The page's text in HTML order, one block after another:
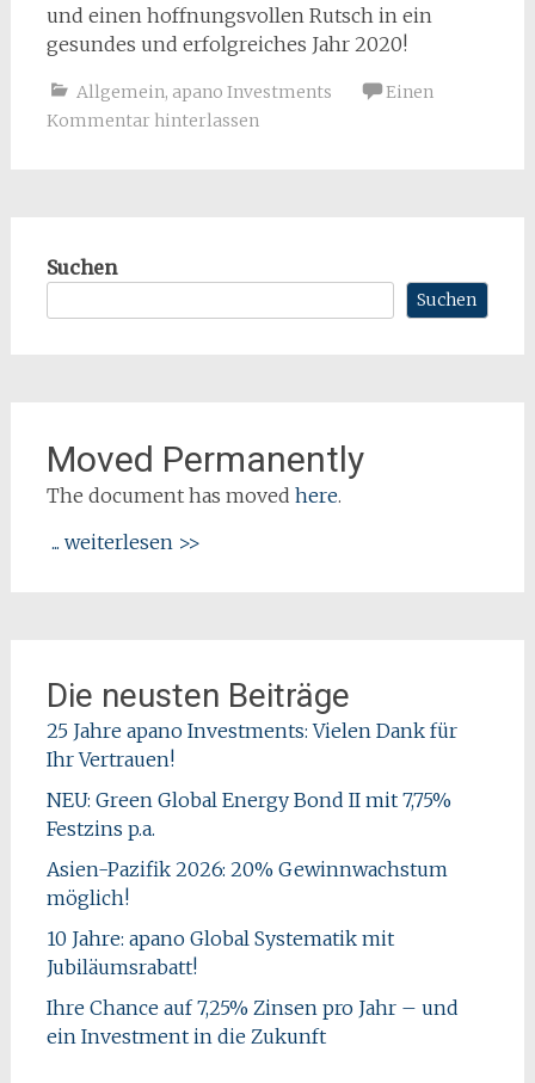
und einen hoffnungsvollen Rutsch in ein
gesundes und erfolgreiches Jahr 2020!
Allgemein, apano Investments
Einen
Kommentar hinterlassen
Suchen
Suchen
Moved Permanently
The document has moved here.
... weiterlesen >>
Die neusten Beiträge
25 Jahre apano Investments: Vielen Dank für
Ihr Vertrauen!
NEU: Green Global Energy Bond II mit 7,75%
Festzins p.a.
Asien-Pazifik 2026: 20% Gewinnwachstum
möglich!
10 Jahre: apano Global Systematik mit
Jubiläumsrabatt!
Ihre Chance auf 7,25% Zinsen pro Jahr – und
ein Investment in die Zukunft